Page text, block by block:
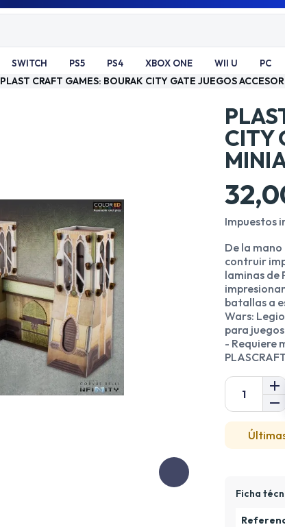
SWITCH PS5 PS4 XBOX ONE WII U PC
PLAST CRAFT GAMES: BOURAK CITY GATE JUEGOS
CITY
Impuestos
De la
contruir
laminas de
batallas a
Wars:
para
- Requiere
Ficha